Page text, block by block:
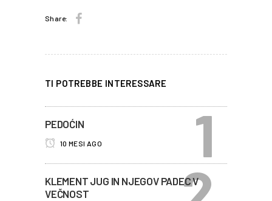
Share:
TI POTREBBE INTERESSARE
PEDOĆIN
10 MESI AGO
KLEMENT JUG IN NJEGOV PADEC V
VEČNOST